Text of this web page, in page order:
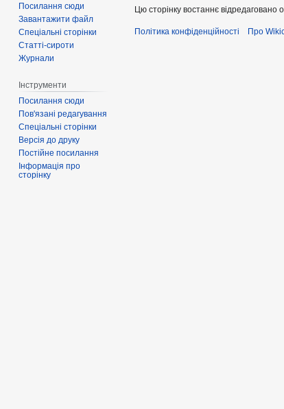
Посилання сюди
Завантажити файл
Спеціальні сторінки
Статті-сироти
Журнали
Інструменти
Посилання сюди
Пов'язані редагування
Спеціальні сторінки
Версія до друку
Постійне посилання
Інформація про
сторінку
Цю сторінку востаннє відредаговано
Політика конфіденційності Про